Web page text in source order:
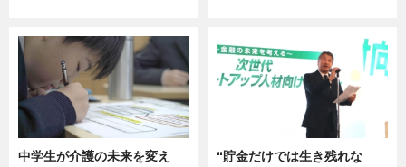
中学生が介護の未来を変え
“貯金だけでは生き残れな